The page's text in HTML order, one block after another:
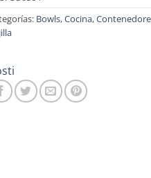
Bowls,Cocina,